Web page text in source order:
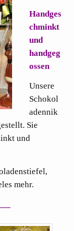
Handges
chminkt
und
handgeg
ossen
Unsere
Schokol
adennik
Sie
und
mehr.